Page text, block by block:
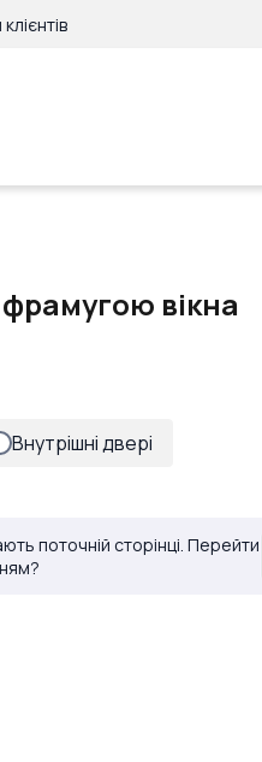
вікна
Внутрішні двері
поточній сторінці. Перейти